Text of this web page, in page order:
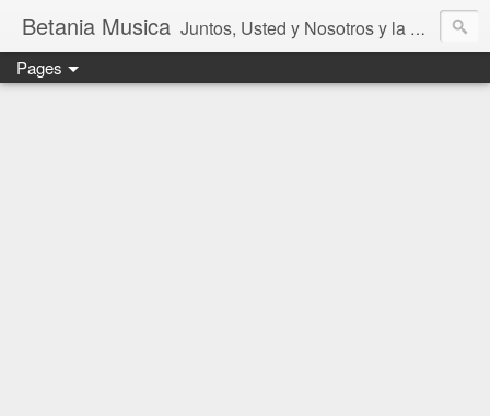
Betania Musica Juntos, Usted y Nosotros y la Música de Betania
Pages